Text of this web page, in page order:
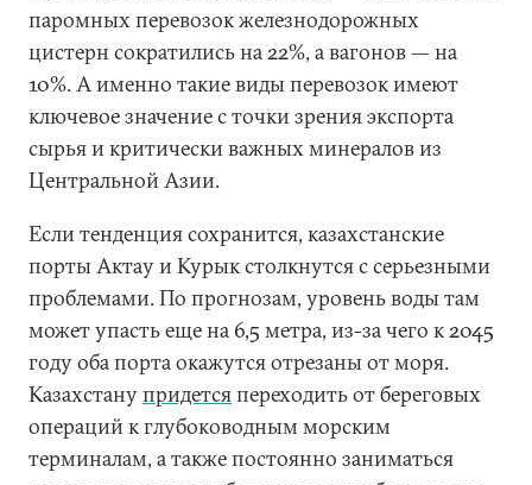
паромных перевозок железнодорожных
цистерн сократились на 22%, а вагонов — на
10%. А именно такие виды перевозок имеют
ключевое значение с точки зрения экспорта
сырья и критически важных минералов из
Центральной Азии.
Если тенденция сохранится, казахстанские
порты Актау и Курык столкнутся с серьезными
проблемами. По прогнозам, уровень воды там
может упасть еще на 6,5 метра, из-за чего к 2045
году оба порта окажутся отрезаны от моря.
Казахстанупридетсяпереходить от береговых
операций к глубоководным морским
терминалам, а также постоянно заниматься